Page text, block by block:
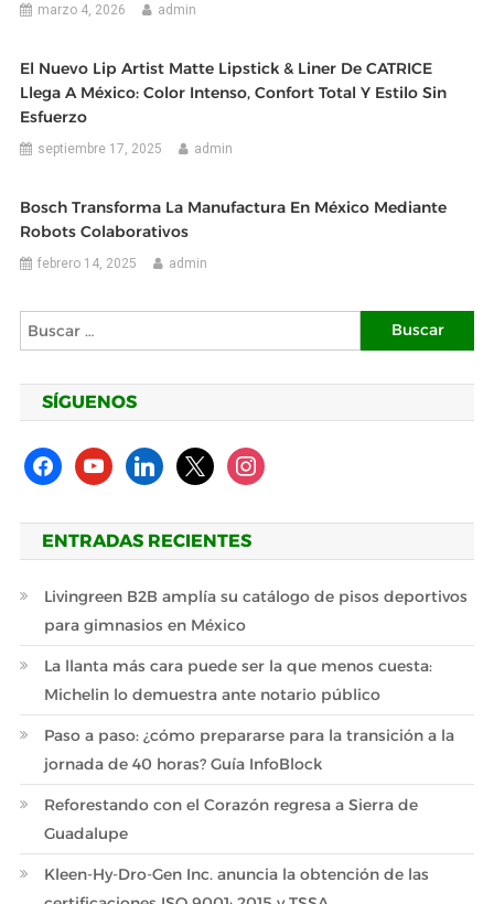
marzo 4, 2026 admin
El Nuevo Lip Artist Matte Lipstick & Liner De CATRICE
Llega A México: Color Intenso, Confort Total Y Estilo Sin
Esfuerzo
septiembre 17, 2025 admin
Bosch Transforma La Manufactura En México Mediante
Robots Colaborativos
febrero 14, 2025 admin
Buscar:
SÍGUENOS
facebookyoutubelinkedin
x instagram
ENTRADAS RECIENTES
Livingreen B2B amplía su catálogo de pisos deportivos
para gimnasios en México
La llanta más cara puede ser la que menos cuesta:
Michelin lo demuestra ante notario público
Paso a paso: ¿cómo prepararse para la transición a la
jornada de 40 horas? Guía InfoBlock
Reforestando con el Corazón regresa a Sierra de
Guadalupe
Kleen-Hy-Dro-Gen Inc. anuncia la obtención de las